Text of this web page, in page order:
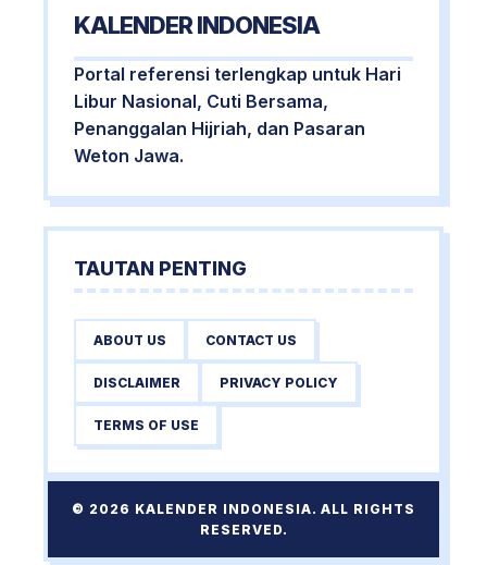
KALENDER INDONESIA
Portal referensi terlengkap untuk Hari
Libur Nasional, Cuti Bersama,
Penanggalan Hijriah, dan Pasaran
Weton Jawa.
TAUTAN PENTING
ABOUT US CONTACT US
DISCLAIMER PRIVACY POLICY
TERMS OF USE
© 2026 KALENDER INDONESIA. ALL RIGHTS
RESERVED.